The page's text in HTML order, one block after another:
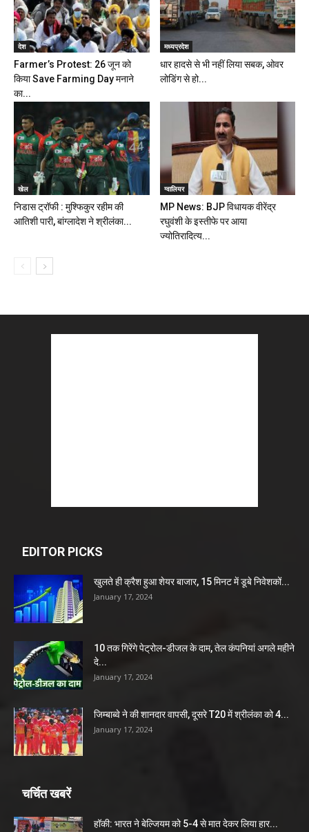
देश
Farmer’s Protest: 26 जून को
किया Save Farming Day मनाने
का...
मध्यप्रदेश
धार हादसे से भी नहीं लिया सबक, ओवर
लोडिंग से हो...
खेल
निडास ट्रॉफी : मुश्फिकुर रहीम की
आतिशी पारी, बांग्लादेश ने श्रीलंका...
ग्वालियर
MP News: BJP विधायक वीरेंद्र
रघुवंशी के इस्तीफे पर आया
ज्योतिरादित्य...
EDITOR PICKS
खुलते ही क्रैश हुआ शेयर बाजार, 15 मिनट में डूबे निवेशकों...
January 17, 2024
10 तक गिरेंगे पेट्रोल-डीजल के दाम, तेल कंपनियां अगले महीने
दे...
January 17, 2024
जिम्बाब्वे ने की शानदार वापसी, दूसरे T20 में श्रीलंका को 4...
January 17, 2024
चर्चित खबरें
हॉकी: भारत ने बेल्जियम को 5-4 से मात देकर लिया हार...